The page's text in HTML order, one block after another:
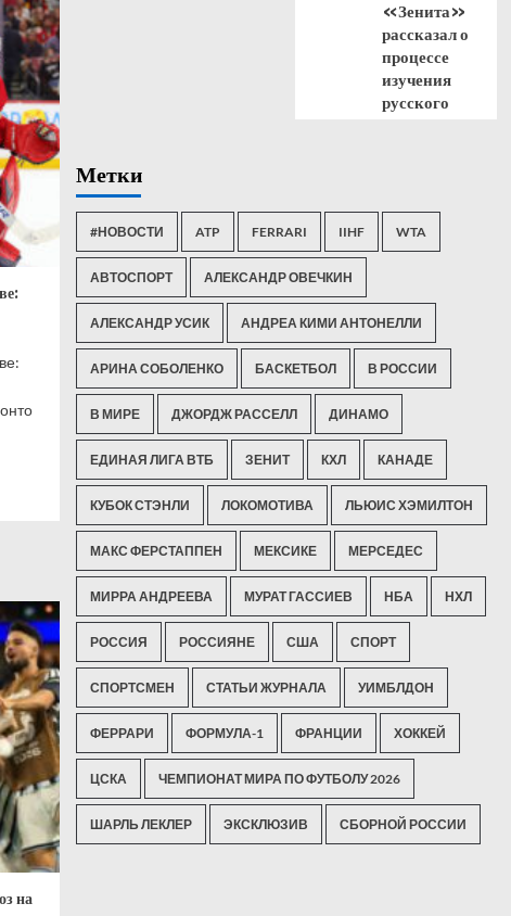
на
«Зенита»
рассказал о
процессе
изучения
русского
Метки
#НОВОСТИ ATP FERRARI IIHF WTA
АВТОСПОРТ АЛЕКСАНДР ОВЕЧКИН
АЛЕКСАНДР УСИК АНДРЕА КИМИ АНТОНЕЛЛИ
АРИНА СОБОЛЕНКО БАСКЕТБОЛ В РОССИИ
В МИРЕ ДЖОРДЖ РАССЕЛЛ ДИНАМО
ЕДИНАЯ ЛИГА ВТБ ЗЕНИТ КХЛ КАНАДЕ
КУБОК СТЭНЛИ ЛОКОМОТИВА ЛЬЮИС ХЭМИЛТОН
МАКС ФЕРСТАППЕН МЕКСИКЕ МЕРСЕДЕС
МИРРА АНДРЕЕВА МУРАТ ГАССИЕВ НБА НХЛ
РОССИЯ РОССИЯНЕ США СПОРТ
СПОРТСМЕН СТАТЬИ ЖУРНАЛА УИМБЛДОН
ФЕРРАРИ ФОРМУЛА-1 ФРАНЦИИ ХОККЕЙ
ЦСКА ЧЕМПИОНАТ МИРА ПО ФУТБОЛУ 2026
ШАРЛЬ ЛЕКЛЕР ЭКСКЛЮЗИВ СБОРНОЙ РОССИИ